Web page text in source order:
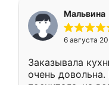
Мальвина
6 августа
Заказывала
очень